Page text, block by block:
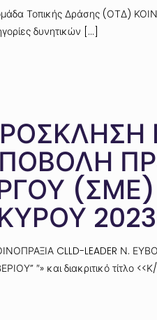
Τοπικής Δράσης (ΟΤΔ)
δυνητικών […]
(ΣΜΕ)
CLLD-LEADER Ν.
″» και διακριτικό τίτλο